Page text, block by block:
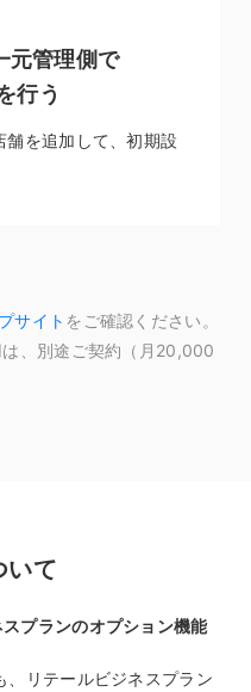
元管理側で
行う
舗を追加して、初期設
サイト をご確認ください。
、別途ご契約（月20,000
いて
スプランのオプション機能
、リテールビジネスプラン